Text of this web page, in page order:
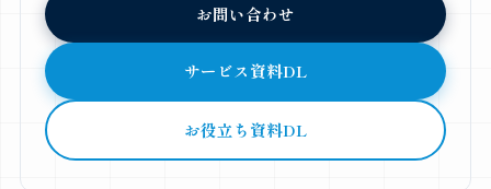
お問い合わせ
サービス資料DL
お役立ち資料DL